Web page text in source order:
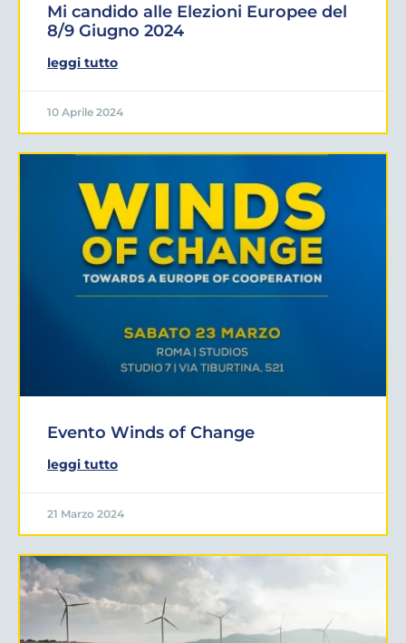
Mi candido alle Elezioni Europee del
8/9 Giugno 2024
leggi tutto
10 Aprile 2024
Evento Winds of Change
leggi tutto
21 Marzo 2024